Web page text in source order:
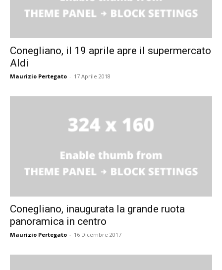
Conegliano, il 19 aprile apre il supermercato
Aldi
Maurizio Pertegato - 17 Aprile 2018
Conegliano, inaugurata la grande ruota
panoramica in centro
Maurizio Pertegato - 16 Dicembre 2017